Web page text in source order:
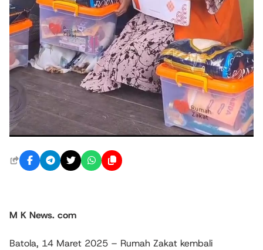
M K News. com
Batola, 14 Maret 2025 – Rumah Zakat kembali